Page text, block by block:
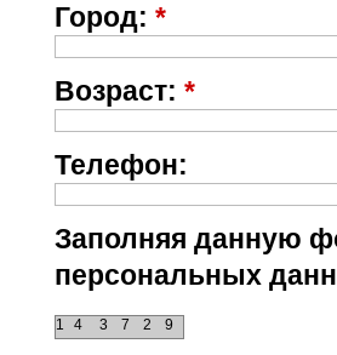
Город: *
Возраст: *
Телефон:
Заполняя данную
персональных
9
2
7
3
1 4